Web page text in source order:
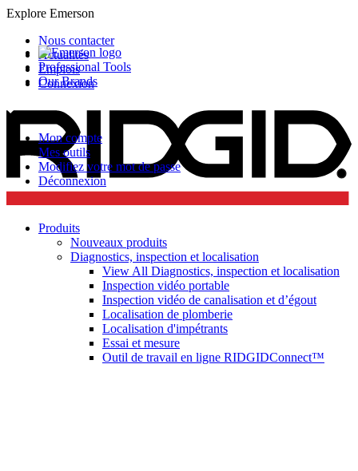
Explore Emerson
Professional Tools
Our Brands
Nous contacter
Actualités
Emplois
Connexion
Mon compte
Mes outils
Modifiez votre mot de passe
Déconnexion
Produits
Nouveaux produits
Diagnostics, inspection et localisation
View All Diagnostics, inspection et localisation
Inspection vidéo portable
Inspection vidéo de canalisation et d’égout
Localisation de plomberie
Localisation d'impétrants
Essai et mesure
Outil de travail en ligne RIDGIDConnect™